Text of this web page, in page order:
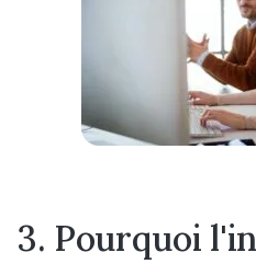
3. Pourquoi